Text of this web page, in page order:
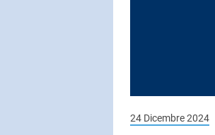
24 Dicembre 2024